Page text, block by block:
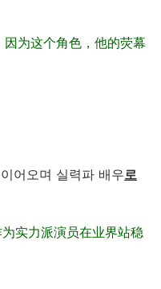
为这个角色，他的荧幕
어오며 실력파 배우로
实力派演员在业界站稳